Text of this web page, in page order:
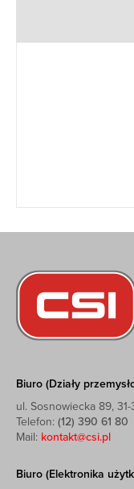
Biuro (Działy
ul. Sosnowiecka 89,
Telefon: (12) 390 61 80
Mail: kontakt@csi.pl
Biuro (Elektronika